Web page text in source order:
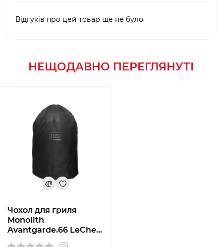
Відгуків про цей товар ще не було.
НЕЩОДАВНО ПЕРЕГЛЯНУТІ
Чохол для гриля
Monolith
Avantgarde.66 LeCheff